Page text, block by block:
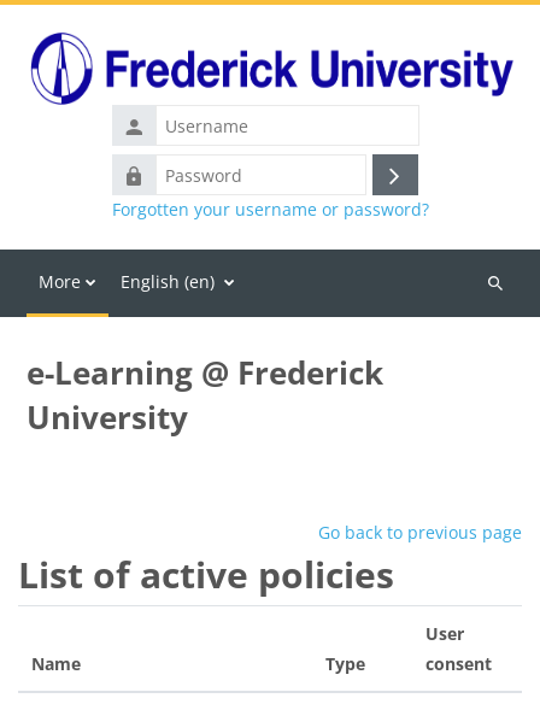
Username
Password
Log
in
Forgotten your username or password?
More English ‎(en)‎
Search
e-Learning @ Frederick
University
Go back to previous page
List of active policies
Name Type
User
consent